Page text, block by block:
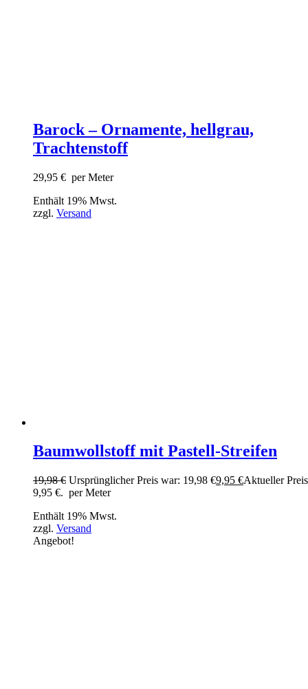
Barock – Ornamente, hellgrau,
Trachtenstoff
29,95 € per Meter
Enthält 19% Mwst.
zzgl. Versand
Baumwollstoff mit Pastell-Streifen
19,98€ Ursprünglicher Preis war: 19,98 €9,95 €Aktueller
9,95 €. per Meter
Enthält 19% Mwst.
zzgl. Versand
Angebot!